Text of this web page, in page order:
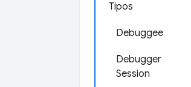
Tipos
Debuggee
Debugger
Session